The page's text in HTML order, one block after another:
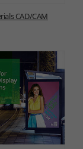
CAD/CAM